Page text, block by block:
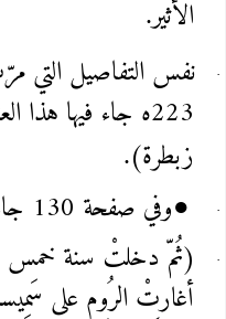
الأثير.
نفس التفاصيل التي
223ه جاء فيها هذا
زبطرة).
●وفي صفحة 130 جاء فيها
(ثُمّ دخلتْ سنة خمس
أغارتْ الرُوم على